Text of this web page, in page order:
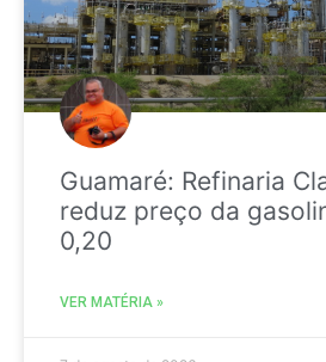
Guamaré: Refinaria
reduz preço da
0,20
VER MATÉRIA »